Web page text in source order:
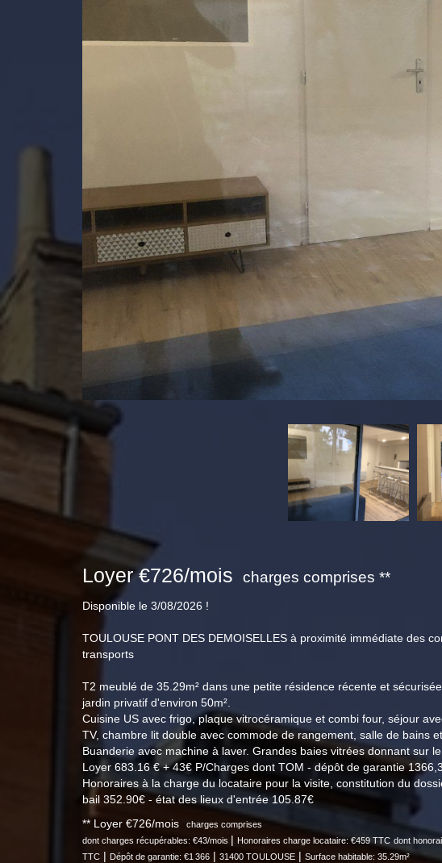
Loyer €726/mois charges comprises **
Disponible le 3/08/2026 !
TOULOUSE PONT DES DEMOISELLES à proximité immédiate des
transports
T2 meublé de 35.29m² dans une petite résidence récente et
jardin privatif d'environ 50m².
Cuisine US avec frigo, plaque vitrocéramique et combi four, séjour
TV, chambre lit double avec commode de rangement, salle de bains
Buanderie avec machine à laver. Grandes baies vitrées donnant sur le
Loyer 683.16 € + 43€ P/Charges dont TOM - dépôt de garantie
Honoraires à la charge du locataire pour la visite, constitution du
bail 352.90€ - état des lieux d'entrée 105.87€
** Loyer €726/mois
charges comprises
dont charges récupérables: €43/mois | Honoraires charge locataire: €459 TTC dont
TTC | Dépôt de garantie: €1 366 | 31400 TOULOUSE | Surface habitable: 35.29m²